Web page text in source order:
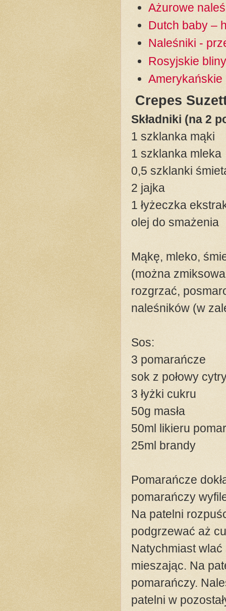
Ażurowe
Dutch baby –
Naleśniki -
Rosyjskie bliny
Amerykańskie
Crepes
Składniki (na 2
1 szklanka mąki
1 szklanka mleka
0,5 szklanki
2 jajka
1 łyżeczka
olej do smażenia
Mąkę, mleko,
(można
rozgrzać,
naleśników (w
Sos:
3 pomarańcze
sok z połowy
3 łyżki cukru
50g masła
50ml likieru
25ml brandy
Pomarańcze
pomarańczy
Na patelni
podgrzewać aż
Natychmiast
mieszając. Na
pomarańczy.
patelni w